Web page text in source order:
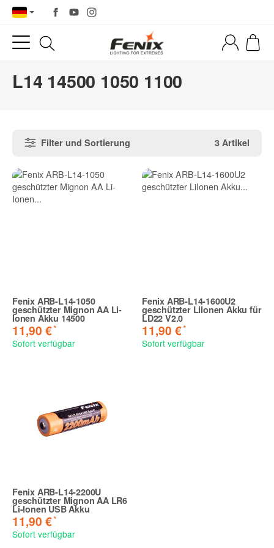
L14 14500 1050 1100
Filter und Sortierung 3 Artikel
Fenix ARB-L14-1050
geschützter Mignon AA Li-
Ionen Akku 14500
11,90 €*
Sofort verfügbar
Fenix ARB-L14-1600U2
geschützter LiIonen Akku für
LD22 V2.0
11,90 €*
Sofort verfügbar
Fenix ARB-L14-2200U
geschützter Mignon AA LR6
Li-Ionen USB Akku
11,90 €*
Sofort verfügbar